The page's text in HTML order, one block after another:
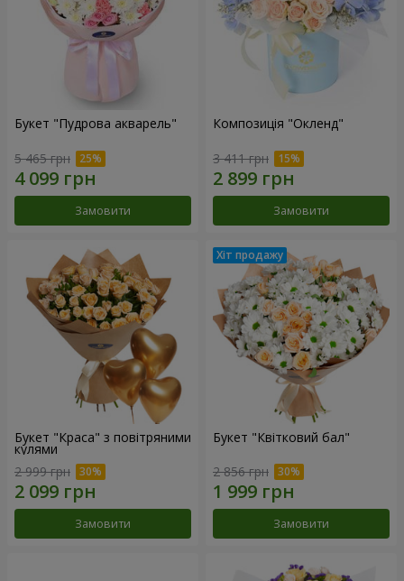
Букет "Пудрова акварель"
5 465 грн
Замовити
Композиція "Окленд"
3 411 грн
Замовити
Букет "Краса" з повітряними
кулями
2 999 грн
Замовити
Букет "Квітковий бал"
2 856 грн
Замовити